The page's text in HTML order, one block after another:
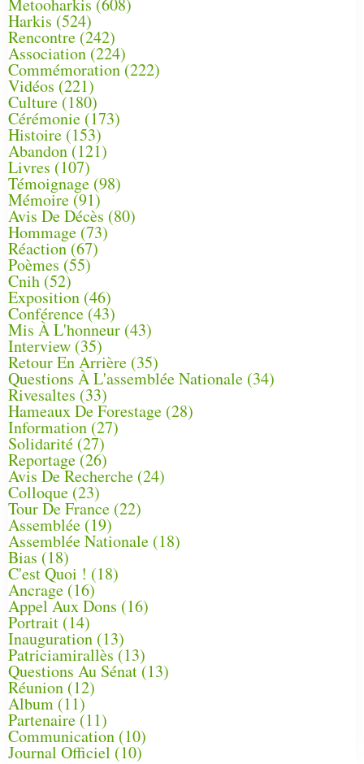
Harkis (524)
Rencontre (242)
Association (224)
Commémoration(222)
Vidéos (221)
Culture(180)
Cérémonie (173)
Histoire (153)
Abandon(121)
Livres (107)
Témoignage (98)
Mémoire (91)
Avis De Décès (80)
Hommage (73)
Réaction(67)
Poèmes (55)
Cnih (52)
Exposition (46)
Conférence(43)
Mis À L'honneur (43)
Interview (35)
Retour En Arrière (35)
Questions À L'assemblée Nationale (34)
Rivesaltes (33)
Hameaux De Forestage (28)
Information (27)
Solidarité (27)
Reportage(26)
Avis De Recherche (24)
Colloque (23)
Tour De France (22)
Assemblée (19)
Assemblée Nationale (18)
Bias (18)
C'est Quoi ! (18)
Ancrage (16)
Appel Aux Dons (16)
Portrait (14)
Inauguration (13)
Patriciamirallès (13)
Questions Au Sénat(13)
Réunion (12)
Album (11)
Partenaire(11)
Communication (10)
Journal Officiel (10)